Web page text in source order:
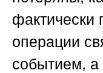
фактически
операции
событием, а